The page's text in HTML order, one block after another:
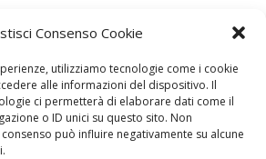
Consenso Cookie
utilizziamo tecnologie come i cookie
alle informazioni del dispositivo. Il
ci permetterà di elaborare dati come il
o ID unici su questo sito. Non
può influire negativamente su alcune